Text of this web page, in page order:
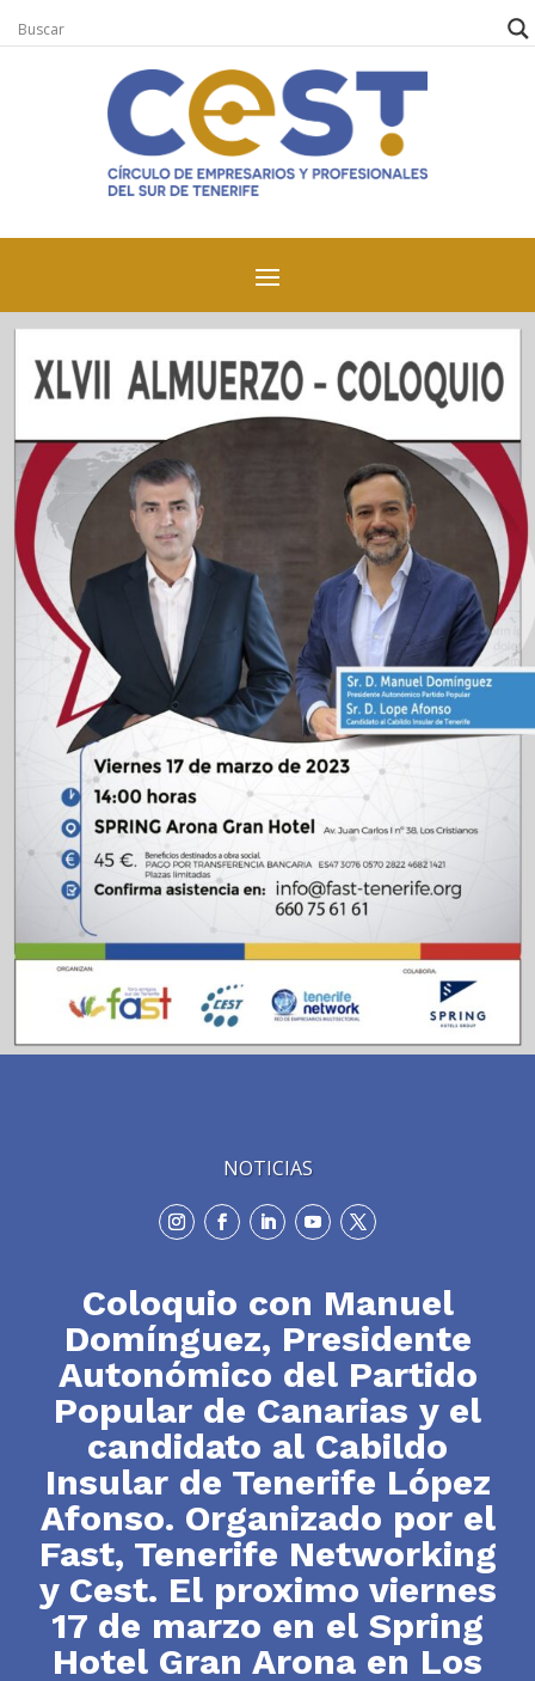
NOTICIAS
Coloquio con Manuel
Domínguez, Presidente
Autonómico del Partido
Popular de Canarias y el
candidato al Cabildo
Insular de Tenerife López
Afonso. Organizado por el
Fast, Tenerife Networking
y Cest. El proximo viernes
17 de marzo en el Spring
Hotel Gran Arona en Los